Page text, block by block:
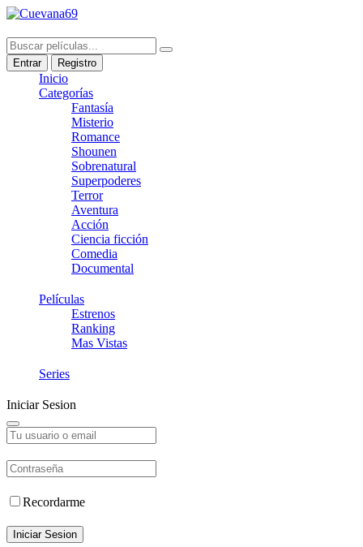
Entrar Registro
Inicio
Categorías
Fantasía
Misterio
Romance
Shounen
Sobrenatural
Superpoderes
Terror
Aventura
Acción
Ciencia ficción
Comedia
Documental
Películas
Estrenos
Ranking
Mas Vistas
Series
Iniciar Sesion
Recordarme
Iniciar Sesion